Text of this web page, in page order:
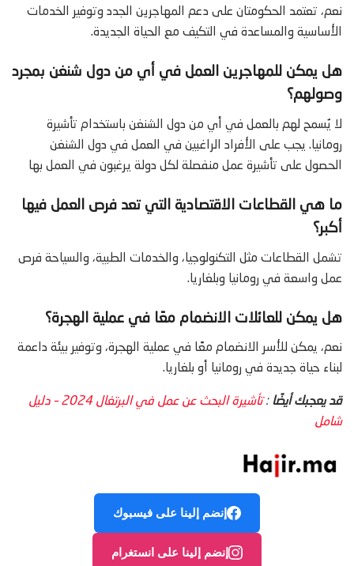
نعم، تعتمد الحكومتان على دعم المهاجرين الجدد وتوفير الخدمات
الأساسية والمساعدة في التكيف مع الحياة الجديدة.
هل يمكن للمهاجرين العمل في أي من دول شنغن بمجرد
وصولهم؟
لا يُسمح لهم بالعمل في أي من دول الشنغن باستخدام تأشيرة
رومانيا. يجب على الأفراد الراغبين في العمل في دول الشنغن
الحصول على تأشيرة عمل منفصلة لكل دولة يرغبون في العمل بها
ما هي القطاعات الاقتصادية التي تعد فرص العمل فيها
أكبر؟
تشمل القطاعات مثل التكنولوجيا، والخدمات الطبية، والسياحة فرص
عمل واسعة في رومانيا وبلغاريا.
هل يمكن للعائلات الانضمام معًا في عملية الهجرة؟
نعم، يمكن للأسر الانضمام معًا في عملية الهجرة، وتوفير بيئة داعمة
لبناء حياة جديدة في رومانيا أو بلغاريا.
قد يعجبك أيضًا :
تأشيرة البحث عن عمل في البرتغال 2024 – دليل
شامل
إنضم إلينا على فيسبوك
إنضم إلينا على انستغرام